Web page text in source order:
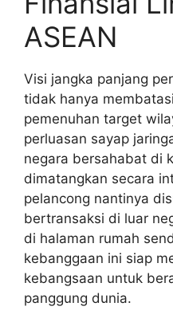
ASEAN
Visi jangka panjang
tidak hanya
pemenuhan target
perluasan sayap
negara bersahabat di
dimatangkan secara
pelancong nantinya
bertransaksi di luar
di halaman rumah
kebanggaan ini siap
kebangsaan untuk
panggung dunia.